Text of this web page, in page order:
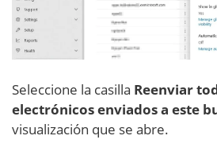
Seleccione la casilla Reenviar
electrónicos enviados a este
visualización que se abre.